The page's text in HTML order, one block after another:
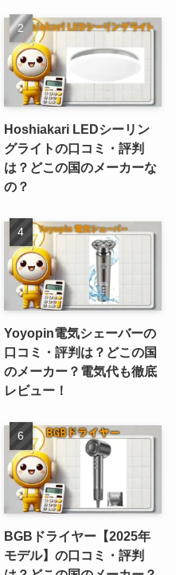
Hoshiakari LEDシーリン
グライトの口コミ・評判
は？どこの国のメーカーな
の？
Yoyopin電気シェーバーの
口コミ・評判は？どこの国
のメーカー？電気代も徹底
レビュー！
BGBドライヤー【2025年
モデル】の口コミ・評判